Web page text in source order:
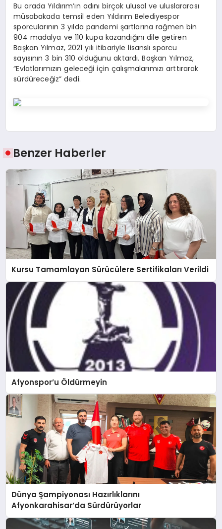
Bu arada Yıldırım’ın adını birçok ulusal ve uluslararası
müsabakada temsil eden Yıldırım Belediyespor
sporcularının 3 yılda pandemi şartlarına rağmen bin
904 madalya ve 110 kupa kazandığını dile getiren
Başkan Yılmaz, 2021 yılı itibariyle lisanslı sporcu
sayısının 3 bin 310 olduğunu aktardı. Başkan Yılmaz,
“Evlatlarımızın geleceği için çalışmalarımızı arttırarak
sürdüreceğiz” dedi.
Benzer Haberler
Kursu Tamamlayan Sürücülere Sertifikaları Verildi
Afyonspor’u Öldürmeyin
Dünya Şampiyonası Hazırlıklarını
Afyonkarahisar’da Sürdürüyorlar